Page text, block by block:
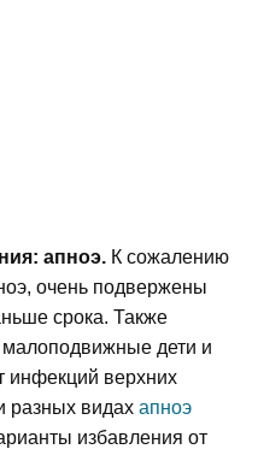
апноэ. К сожалению
очень подвержены
срока. Также
дети и
инфекций верхних
разных видах апноэ
избавления от